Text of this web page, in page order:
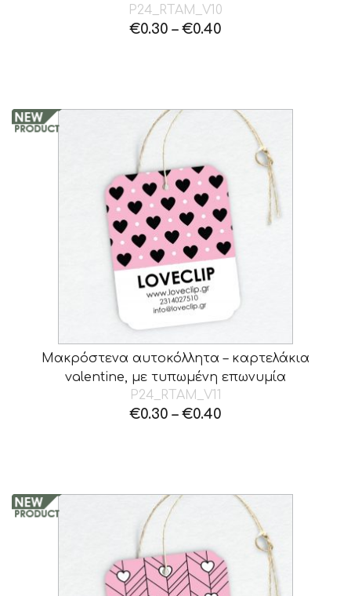
P24_RTAM_V10
€0.30 – €0.40
Μακρόστενα αυτοκόλλητα – καρτελάκια
valentine, με τυπωμένη επωνυμία
P24_RTAM_V11
€0.30 – €0.40